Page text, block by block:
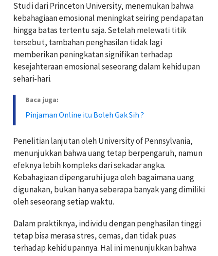
Studi dari Princeton University, menemukan bahwa
kebahagiaan emosional meningkat seiring pendapatan
hingga batas tertentu saja. Setelah melewati titik
tersebut, tambahan penghasilan tidak lagi
memberikan peningkatan signifikan terhadap
kesejahteraan emosional seseorang dalam kehidupan
sehari-hari.
Baca juga:
Pinjaman Online itu Boleh Gak Sih ?
Penelitian lanjutan oleh University of Pennsylvania,
menunjukkan bahwa uang tetap berpengaruh, namun
efeknya lebih kompleks dari sekadar angka.
Kebahagiaan dipengaruhi juga oleh bagaimana uang
digunakan, bukan hanya seberapa banyak yang dimiliki
oleh seseorang setiap waktu.
Dalam praktiknya, individu dengan penghasilan tinggi
tetap bisa merasa stres, cemas, dan tidak puas
terhadap kehidupannya. Hal ini menunjukkan bahwa